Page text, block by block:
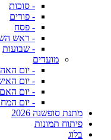
- סוכות
- פורים
- פסח
- ראש
- שבועות
מועדים
- יום
- יום
- יום
- יום
מתנת סופשנה 2026
פיתוח תמונות
בלוג